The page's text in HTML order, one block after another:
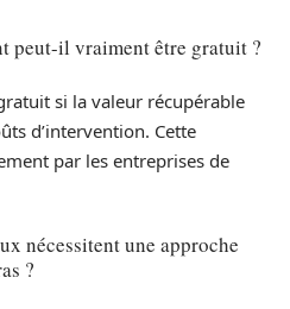
peut-il vraiment être gratuit ?
si la valeur récupérable
d’intervention. Cette
par les entreprises de
nécessitent une approche
?